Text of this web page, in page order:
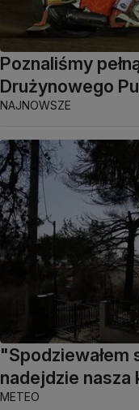
Poznaliśmy
Drużynowego
NAJNOWSZE
"Spodziewałem
nadejdzie nasza
METEO